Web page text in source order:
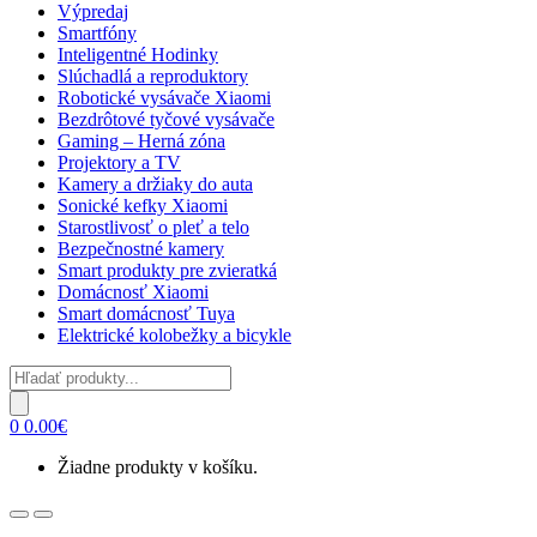
Výpredaj
Smartfóny
Inteligentné Hodinky
Slúchadlá a reproduktory
Robotické vysávače Xiaomi
Bezdrôtové tyčové vysávače
Gaming – Herná zóna
Projektory a TV
Kamery a držiaky do auta
Sonické kefky Xiaomi
Starostlivosť o pleť a telo
Bezpečnostné kamery
Smart produkty pre zvieratká
Domácnosť Xiaomi
Smart domácnosť Tuya
Elektrické kolobežky a bicykle
Products
search
0 0.00€
Žiadne produkty v košíku.
OpenClose